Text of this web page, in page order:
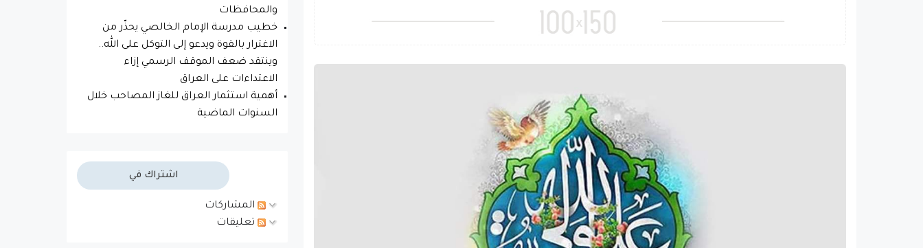
والمحافظات
خطيب مدرسة الإمام الخالصي يحذّر من
الاغترار بالقوة ويدعو إلى التوكل على الله..
وينتقد ضعف الموقف الرسمي إزاء
الاعتداءات على العراق
أهمية استثمار العراق للغاز المصاحب خلال
السنوات الماضية
اشتراك في
المشاركات
تعليقات